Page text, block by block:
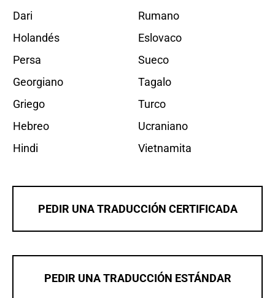
Dari
Holandés
Persa
Georgiano
Griego
Hebreo
Hindi
Rumano
Eslovaco
Sueco
Tagalo
Turco
Ucraniano
Vietnamita
PEDIR UNA TRADUCCIÓN CERTIFICADA
PEDIR UNA TRADUCCIÓN ESTÁNDAR